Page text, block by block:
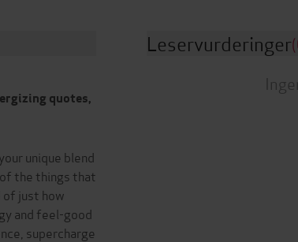
quotes,
unique blend
the things that
of just how
and feel-good
supercharge
Leservurderinger